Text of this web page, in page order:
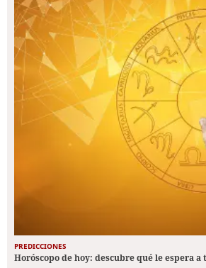
PREDICCIONES
Horóscopo de hoy: descubre qué le espera a